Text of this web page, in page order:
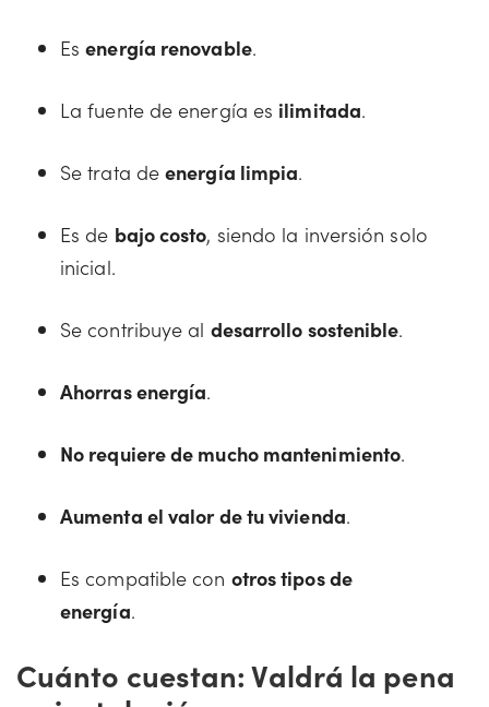
Esenergía renovable.
La fuente de energía es ilimitada.
Se trata deenergía limpia.
Es de bajo costo, siendo la inversión solo
inicial.
Se contribuye al desarrollo sostenible.
Ahorras energía.
No requiere de mucho mantenimiento.
Aumenta el valor de tu vivienda.
Es compatible con otros tipos de
energía.
Cuánto cuestan: Valdrá la pena